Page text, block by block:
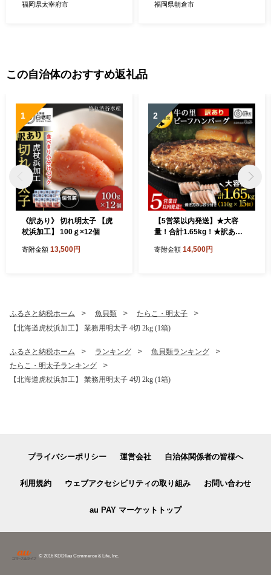
福岡県太宰府市 福岡県朝倉市
この自治体のおすすめ返礼品
1
《訳あり》 切れ明太子 【虎
杖浜加工】 100ｇ×12個
寄附金額 13,500円
2
【5営業以内発送】★大容
量！合計1.65kg！★訳あ
(110ｇ5枚入）×3
寄附金額 14,500円
ふるさと納税ホーム 魚貝類
たらこ・明太子
【北海道虎杖浜加工】 業務用明太子 4切 2kg (1箱)
ふるさと納税ホーム ランキング
魚貝類ランキング
たらこ・明太子ランキング
【北海道虎杖浜加工】 業務用明太子 4切 2kg (1箱)
プライバシーポリシー 運営会社 自治体関係者の皆様へ
利用規約 ウェブアクセシビリティの取り組み お問い合わせ
au PAY マーケットトップ
© 2016 KDDI/au Commerce & Life, Inc.